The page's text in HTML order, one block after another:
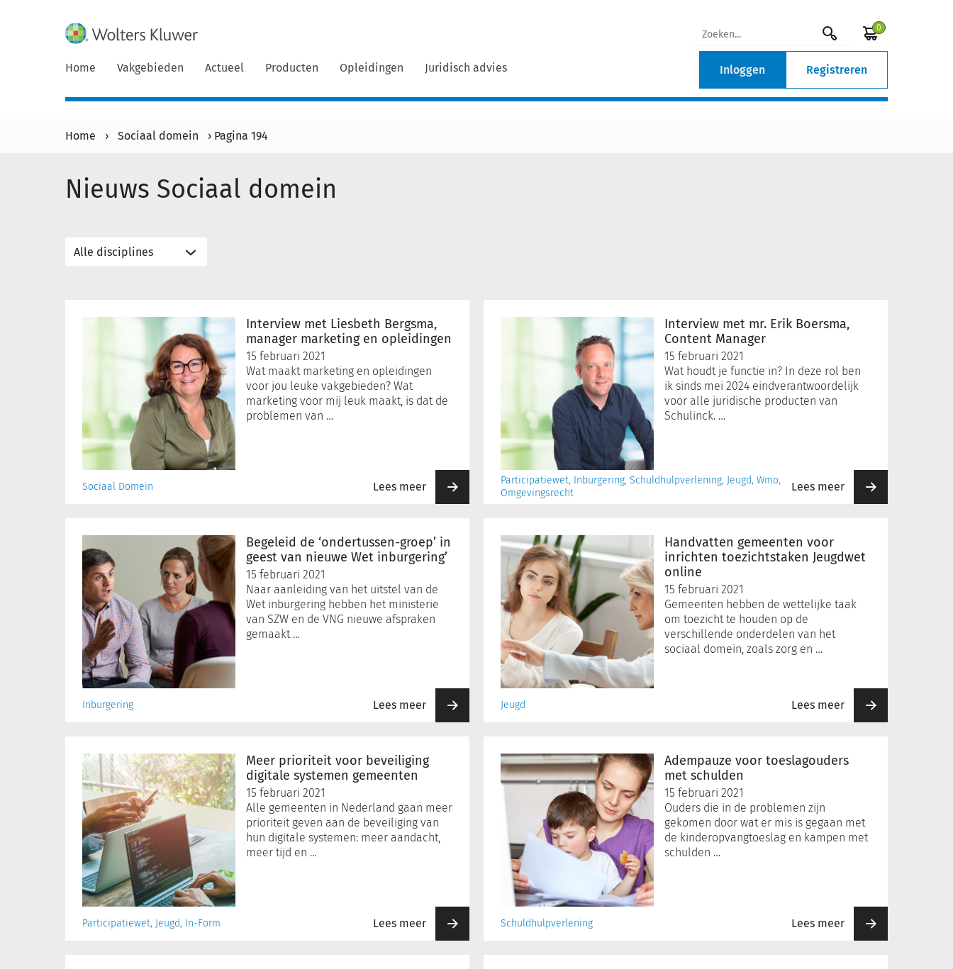
0
Home Vakgebieden Actueel Producten Opleidingen Juridisch advies Inloggen Registreren
Home › Sociaal domein › Pagina 194
Nieuws Sociaal domein
Interview met Liesbeth Bergsma,
manager marketing en opleidingen
15 februari 2021
Wat maakt marketing en opleidingen
voor jou leuke vakgebieden? Wat
marketing voor mij leuk maakt, is dat de
problemen van …
Sociaal Domein Lees meer
opleidingen
Interview met mr. Erik Boersma,
Content Manager
15 februari 2021
Wat houdt je functie in? In deze rol ben
ik sinds mei 2024 eindverantwoordelijk
voor alle juridische producten van
Schulinck. …
Participatiewet, Inburgering, Schuldhulpverlening, Jeugd, Wmo,
Omgevingsrecht
Lees meer
Begeleid de ‘ondertussen-groep’ in
geest van nieuwe Wet inburgering’
15 februari 2021
Naar aanleiding van het uitstel van de
Wet inburgering hebben het ministerie
van SZW en de VNG nieuwe afspraken
gemaakt …
Inburgering Lees meer
‘ondertussen-
groep’
geest
van
nieuwe
Wet
inburgering’
Handvatten gemeenten voor
inrichten toezichtstaken Jeugdwet
online
15 februari 2021
Gemeenten hebben de wettelijke taak
om toezicht te houden op de
verschillende onderdelen van het
sociaal domein, zoals zorg en …
Jeugd Lees meer
gemeenten
voor
inrichten
toezichtstaken
Jeugdwet
online
Meer prioriteit voor beveiliging
digitale systemen gemeenten
15 februari 2021
Alle gemeenten in Nederland gaan meer
prioriteit geven aan de beveiliging van
hun digitale systemen: meer aandacht,
meer tijd en …
Participatiewet, Jeugd, In-Form Lees meer
prioriteit
voor
beveiliging
digitale
systemen
gemeenten
Adempauze voor toeslagouders
met schulden
15 februari 2021
Ouders die in de problemen zijn
gekomen door wat er mis is gegaan met
de kinderopvangtoeslag en kampen met
schulden …
Schuldhulpverlening Lees meer
voor
toeslagouders
met